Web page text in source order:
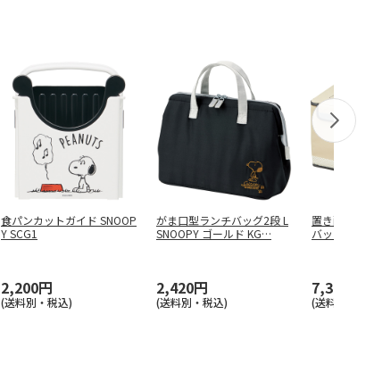
食パンカットガイド SNOOP
Y SCG1
2,200円
(送料別・税込)
がま口型ランチバッグ2段 L
SNOOPY ゴールド KG…
2,420円
(送料別・税込)
置き配ボッ
バッジ
7,370円
(送料別・税